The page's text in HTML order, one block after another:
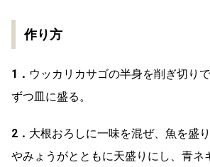
作り方
1． ウッカリカサゴの半身を削ぎ切り
ずつ皿に盛る。
2． 大根おろしに一味を混ぜ、魚を盛
やみょうがとともに天盛りにし、青ネ